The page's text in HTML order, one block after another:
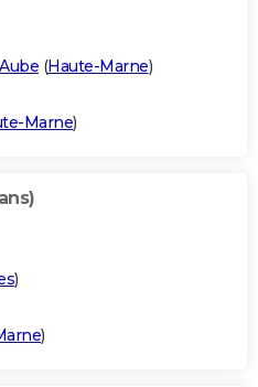
(Haute-Marne)
Marne)
)
)